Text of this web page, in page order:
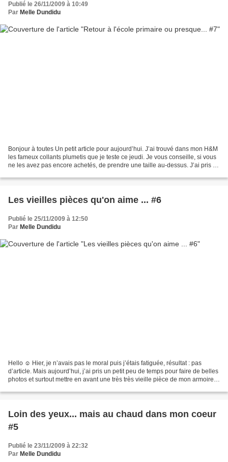
Publié le 26/11/2009 à 10:49
Par Melle Dundidu
Bonjour à toutes Un petit article pour aujourd’hui. J’ai trouvé dans mon H&M
les fameux collants plumetis que je teste ce jeudi. Je vous conseille, si vous
ne les avez pas encore achetés, de prendre une taille au-dessus. J’ai pris S
Les vieilles pièces qu'on aime ... #6
Publié le 25/11/2009 à 12:50
Par Melle Dundidu
Hello ☺ Hier, je n’avais pas le moral puis j’étais fatiguée, résultat : pas
d’article. Mais aujourd’hui, j’ai pris un petit peu de temps pour faire de belles
photos et surtout mettre en avant une très très vieille pièce de mon armoire :
Loin des yeux... mais au chaud dans mon coeur
#5
Publié le 23/11/2009 à 22:32
Par Melle Dundidu